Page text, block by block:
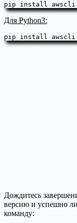
pip install awscli
Для Python3:
pip install awscli
Дождитесь
версию и успешно
команду: